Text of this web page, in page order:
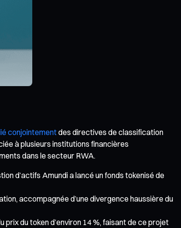
conjointementdes directives de classification
à plusieurs institutions financières
dans le secteur RWA.
d’actifs Amundi a lancé un fonds tokenisé de
accompagnée d’une divergence haussière du
du token d’environ 14 %, faisant de ce projet